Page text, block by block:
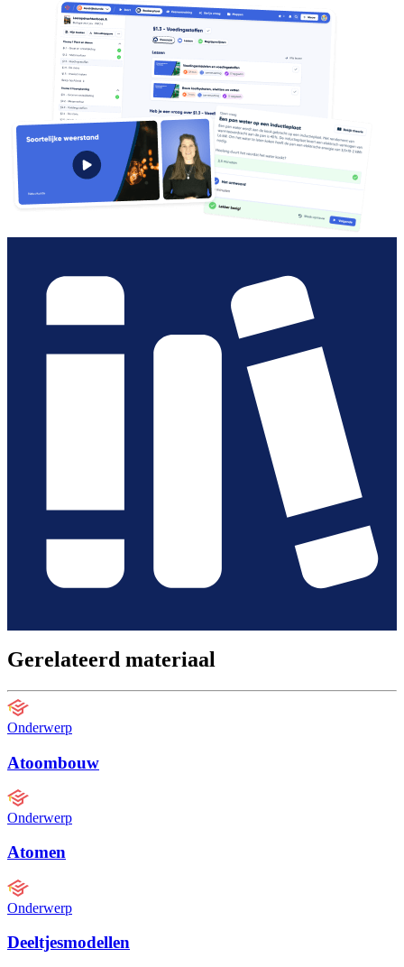
Gerelateerd materiaal
Onderwerp
Atoombouw
Onderwerp
Atomen
Onderwerp
Deeltjesmodellen